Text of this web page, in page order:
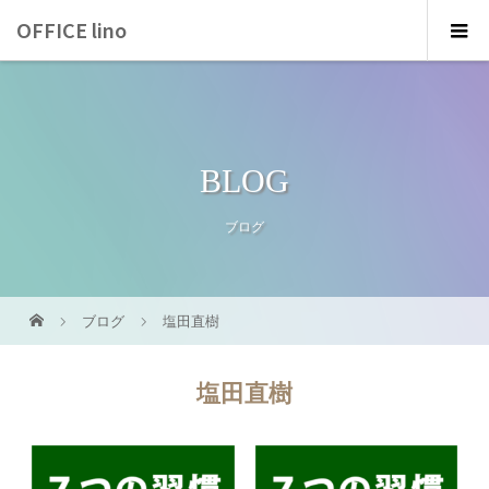
OFFICE lino
BLOG
ブログ
ブログ 塩田直樹
塩田直樹